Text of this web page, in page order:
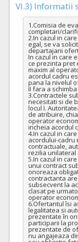
VI.3) Informatii
1.Comisia de
completari/
2.In cazul in
egal, se va
departajarii
In cazul in care
ce prezinta pret
maxim al
acordul cadru
pana la nivelul
II fara a
3.Contractele
necesitati si de
locul I.
de atribuire,
operator
incheia acordul
4.In cazul in
acordului-cadru
contractuale,
rezilia unilateral
5.In cazul in
unui contract
onoreaza
contractanta
subsecvent la
clasat pe
operator
6.Ofertantul îsi
legalitatea si
prezentate în
participarii la
prezentate de
nu angajeaza